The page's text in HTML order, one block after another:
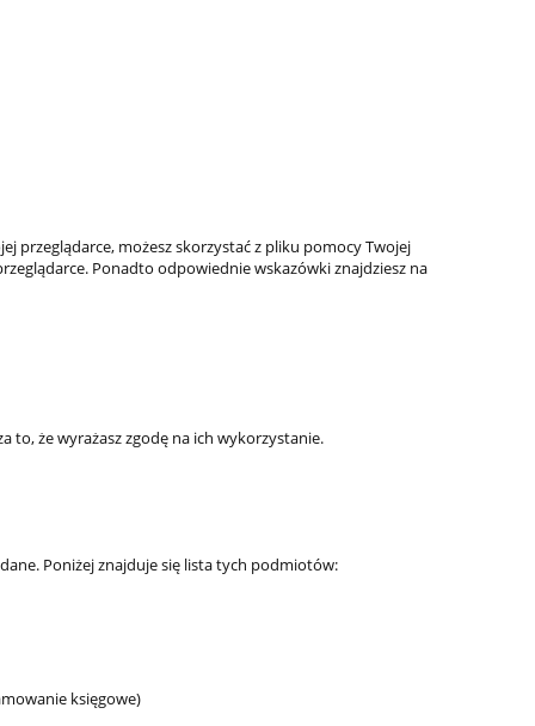
przeglądarce, możesz skorzystać z pliku pomocy Twojej
Ponadto odpowiednie wskazówki znajdziesz na
to, że wyrażasz zgodę na ich wykorzystanie.
Poniżej znajduje się lista tych podmiotów:
księgowe)